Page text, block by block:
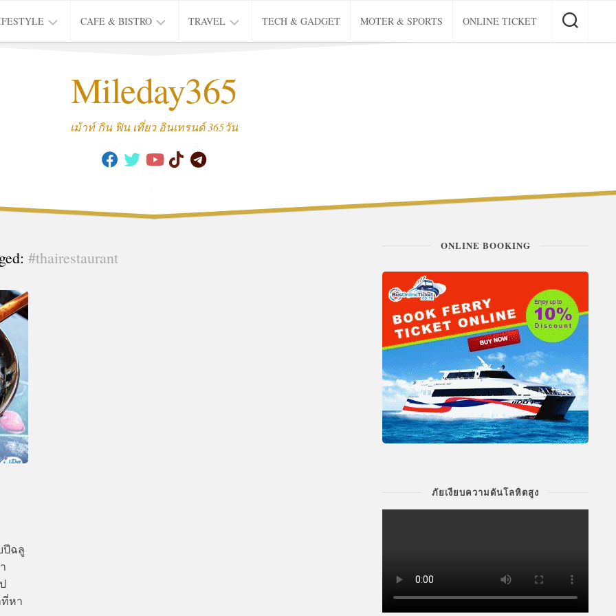
CAFE & BISTRO
CAFE
TRAVEL
THAI
TRIP
TECH & GADGET MOTER & SPORTS ONLINE TICKET
Mileday365
เม้าท์ กิน ฟิน เที่ยว อินเทรนด์ 365วัน
#thairestaurant
ปีฉลู
หา
ONLINE BOOKING
ภัยเงียบความดันโลหิตสูง